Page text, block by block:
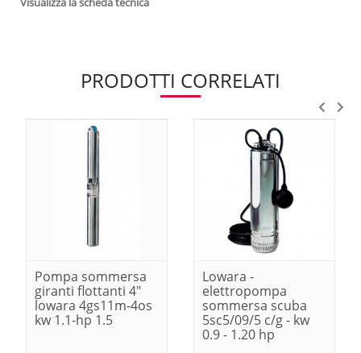
PRODOTTI CORRELATI
Pompa sommersa
giranti flottanti 4"
lowara 4gs11m-4os
kw 1.1-hp 1.5
Lowara -
elettropompa
sommersa scuba
5sc5/09/5 c/g - kw
0.9 - 1.20 hp